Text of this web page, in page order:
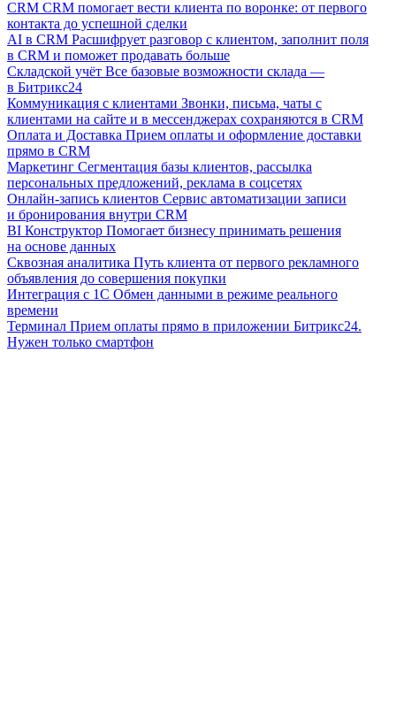
CRM CRM помогает вести клиента по воронке: от первого
контакта до успешной сделки
AI в CRM Расшифрует разговор с клиентом, заполнит поля
в CRM и поможет продавать больше
Складской учёт Все базовые возможности склада —
в Битрикс24
Коммуникация с клиентами Звонки, письма, чаты с
клиентами на сайте и в мессенджерах сохраняются в CRM
Оплата и Доставка Прием оплаты и оформление доставки
прямо в CRM
Маркетинг Сегментация базы клиентов, рассылка
персональных предложений, реклама в соцсетях
Онлайн-запись клиентов Сервис автоматизации записи
и бронирования внутри CRM
BI Конструктор Помогает бизнесу принимать решения
на основе данных
Сквозная аналитика Путь клиента от первого рекламного
объявления до совершения покупки
Интеграция с 1С Обмен данными в режиме реального
времени
Терминал Прием оплаты прямо в приложении Битрикс24.
Нужен только смартфон